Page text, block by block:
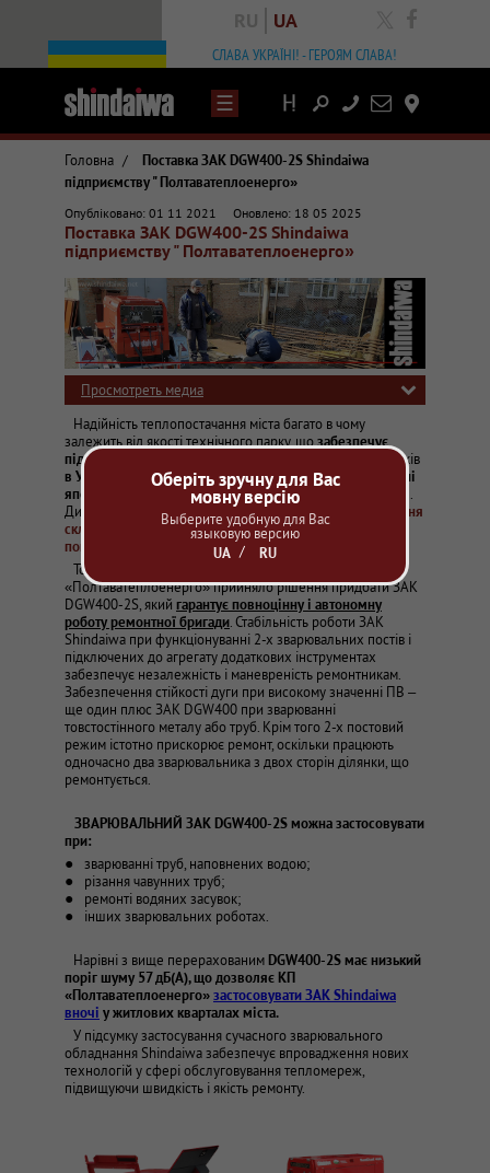
СЛАВА УКРАЇНІ! - ГЕРОЯМ СЛАВА!
RU UA facebook
Написати
лист
Контакты
Головна /
Поставка ЗАК DGW400-2S Shindaiwa
підприємству " Полтаватеплоенерго»
Статті та огляди про зварювальне обладнання
Shindaiwa в Україні, постачання зварювального обладнання з Японії
Комунальне підприємство "Полтаватеплоенерго", після
Опубліковано: 01 11 2021 Оновлено: 18 05 2025
Поставка ЗАК DGW400-2S Shindaiwa
підприємству " Полтаватеплоенерго»
Просмотреть медиа
Надійність теплопостачання міста багато в чому
залежить від якості технічного парку, щозабезпечує
підтримку в робочому стані тепломереж.
Останні 5 років
в Україні користуються популярністю надійні та потужні
японські зварювальні агрегати Shindaiwa (Шиндайва).
).
Дизельні ЗАК цієї торгової марки створені
для виконання
складних зварювальних робіт за несприятливих
погодних умов при повній автономності.
Тому в жовтні 2021 р. керівництво КП
«Полтаватеплоенерго» прийняло рішення придбати ЗАК
DGW400-2S, який гарантує повноцінну і автономну
роботу ремонтної бригади. Стабільність роботи ЗАК
Shindaiwa при функціонуванні 2-х зварювальних постів і
підключених до агрегату додаткових інструментах
забезпечує незалежність і маневреність ремонтникам.
Забезпечення стійкості дуги при високому значенні ПВ –
ще один плюс ЗАК DGW400 при зварюванні
товстостінного металу або труб. Крім того 2-х постовий
режим істотно прискорює ремонт, оскільки працюють
одночасно два зварювальника з двох сторін ділянки, що
ремонтується.
ЗВАРЮВАЛЬНИЙ ЗАК DGW400-2S можна застосовувати
при:
зварюванні труб, наповнених водою;
різання чавунних труб;
ремонті водяних засувок;
інших зварювальних роботах.
Нарівні з вище перерахованим DGW400-2S має низький
поріг шуму 57 дБ(А), що дозволяє КП
«Полтаватеплоенерго»застосовувати ЗАК Shindaiwa
вночі у житлових кварталах міста.
У підсумку застосування сучасного зварювального
обладнання Shindaiwa забезпечує впровадження нових
технологій у сфері обслуговування тепломереж,
підвищуючи швидкість і якість ремонту.
Оберіть зручну для Вас
мовну версію
Выберите удобную для Вас
языковую версию
RU
UA